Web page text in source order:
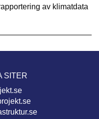
av klimatdata
SITER